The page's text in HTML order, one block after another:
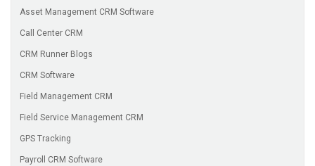
Asset Management CRM Software
Call Center CRM
CRM Runner Blogs
CRM Software
Field Management CRM
Field Service Management CRM
GPS Tracking
Payroll CRM Software